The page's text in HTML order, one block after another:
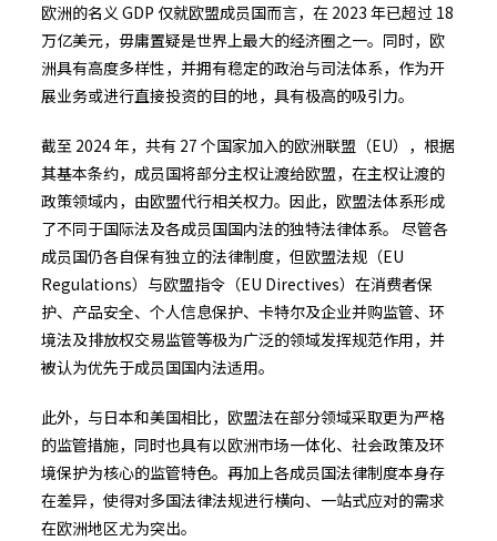
欧洲的名义 GDP 仅就欧盟成员国而言，在 2023 年已超过 18
万亿美元，毋庸置疑是世界上最大的经济圈之一。同时，欧
洲具有高度多样性，并拥有稳定的政治与司法体系，作为开
展业务或进行直接投资的目的地，具有极高的吸引力。
截至 2024 年，共有 27 个国家加入的欧洲联盟（EU），根据
其基本条约，成员国将部分主权让渡给欧盟，在主权让渡的
政策领域内，由欧盟代行相关权力。因此，欧盟法体系形成
了不同于国际法及各成员国国内法的独特法律体系。 尽管各
成员国仍各自保有独立的法律制度，但欧盟法规（EU
Regulations）与欧盟指令（EU Directives）在消费者保
护、产品安全、个人信息保护、卡特尔及企业并购监管、环
境法及排放权交易监管等极为广泛的领域发挥规范作用，并
被认为优先于成员国国内法适用。
此外，与日本和美国相比，欧盟法在部分领域采取更为严格
的监管措施，同时也具有以欧洲市场一体化、社会政策及环
境保护为核心的监管特色。再加上各成员国法律制度本身存
在差异，使得对多国法律法规进行横向、一站式应对的需求
在欧洲地区尤为突出。